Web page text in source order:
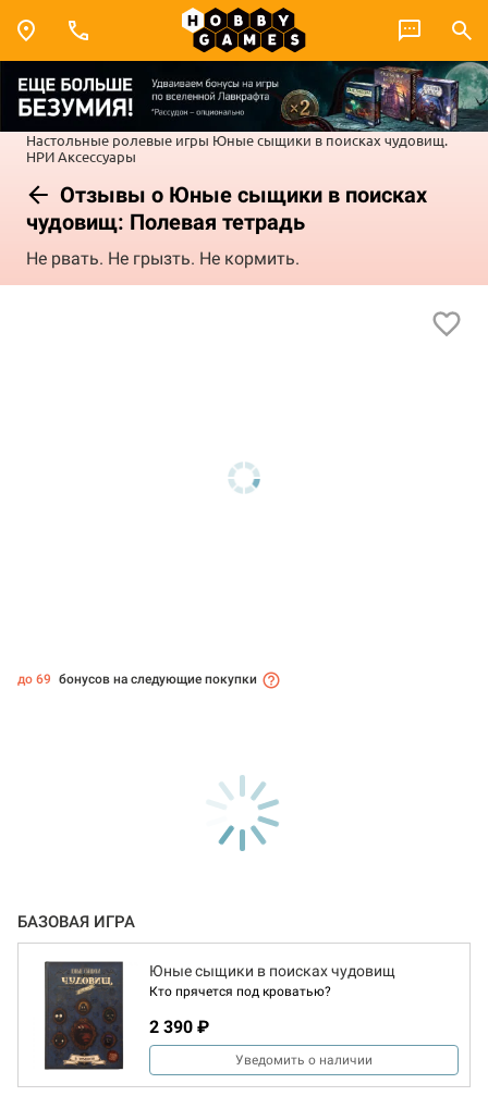
Настольные ролевые игры Юные сыщики в поисках чудовищ.
НРИАксессуары
Отзывы о Юные сыщики в поисках
чудовищ: Полевая тетрадь
Не рвать. Не грызть. Не кормить.
до 69 бонусов на следующие покупки
БАЗОВАЯ ИГРА
Юные сыщики в поисках чудовищ
Кто прячется под кроватью?
2 390 ₽
Уведомить о наличии